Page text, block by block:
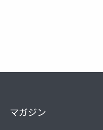
マガジン